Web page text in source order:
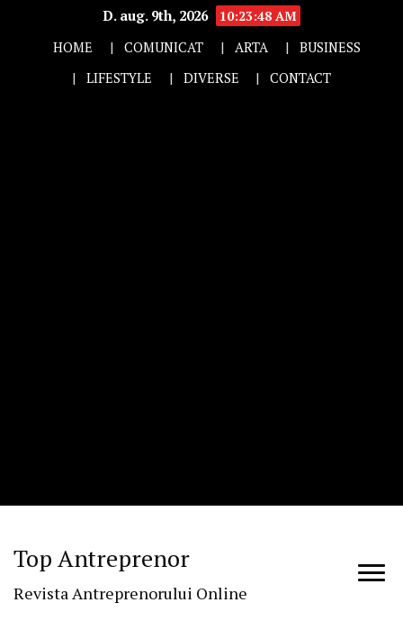
D. aug. 9th, 2026
10:23:49 AM
HOME
COMUNICAT ARTA
BUSINESS
LIFESTYLE
DIVERSE CONTACT
Top Antreprenor
Revista Antreprenorului Online